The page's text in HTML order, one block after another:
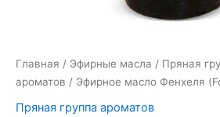
Главная / Эфирные масла / Пряная
ароматов / Эфирное масло Фенхеля
Пряная группа ароматов